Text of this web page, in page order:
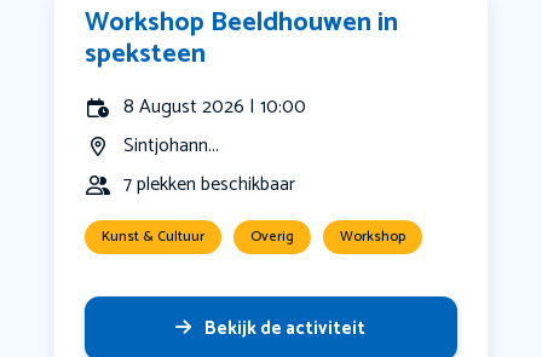
Workshop Beeldhouwen in
speksteen
8 August 2026 | 10:00
Sintjohann...
7 plekken beschikbaar
Kunst & Cultuur Overig Workshop
Bekijk de activiteit